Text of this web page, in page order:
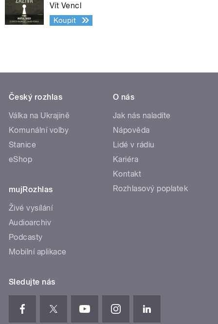
Vít Vencl
Koupit
Český rozhlas
Válka na Ukrajině
Komunální volby
Stanice
eShop
mujRozhlas
Živé vysílání
Audioarchiv
Podcasty
Mobilní aplikace
O nás
Jak nás naladíte
Nápověda
Lidé v rádiu
Kariéra
Kontakt
Rozhlasový poplatek
Sledujte nás